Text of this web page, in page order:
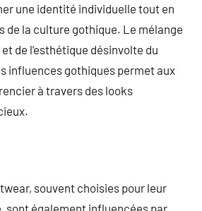
une identité individuelle tout en
de la culture gothique. Le mélange
de l’esthétique désinvolte du
influences gothiques permet aux
à travers des looks
souvent choisies pour leur
sont également influencées par